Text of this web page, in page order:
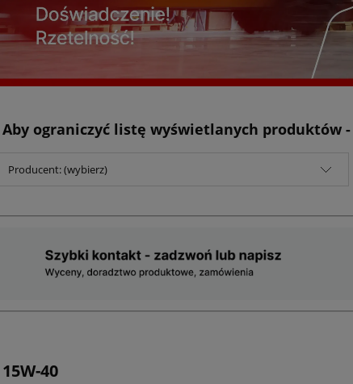
Aby ograniczyć listę wyświetlanych produktów
Producent: (wybierz)
15W-40